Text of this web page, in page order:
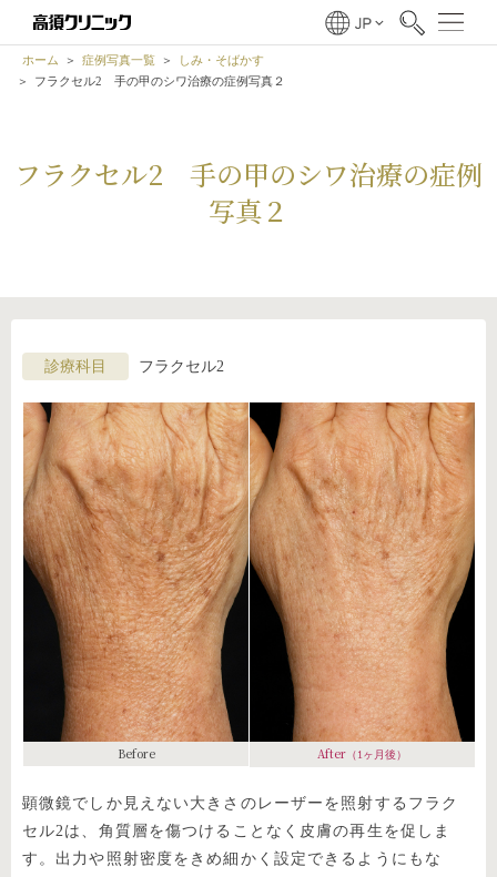
ホーム 症例写真一覧
しみ・そばかす
フラクセル2 手の甲のシワ治療の症例写真２
フラクセル2 手の甲のシワ治療の症例
写真２
診療科目 フラクセル2
Before After （1ヶ月後）
顕微鏡でしか見えない大きさのレーザーを照射するフラク
セル2は、角質層を傷つけることなく皮膚の再生を促しま
す。出力や照射密度をきめ細かく設定できるようにもな